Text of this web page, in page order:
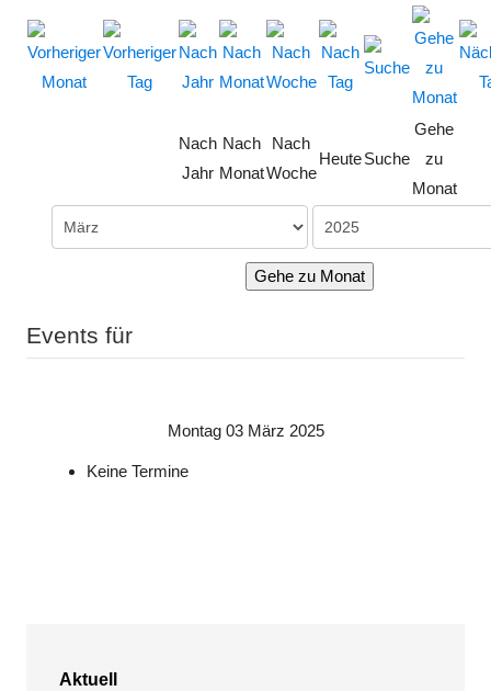
Nach
Jahr
Nach
Monat
Nach
Woche
HeuteSuche
Gehe
zu
Monat
Gehe zu Monat
Events für
Montag 03 März 2025
Keine Termine
Aktuell